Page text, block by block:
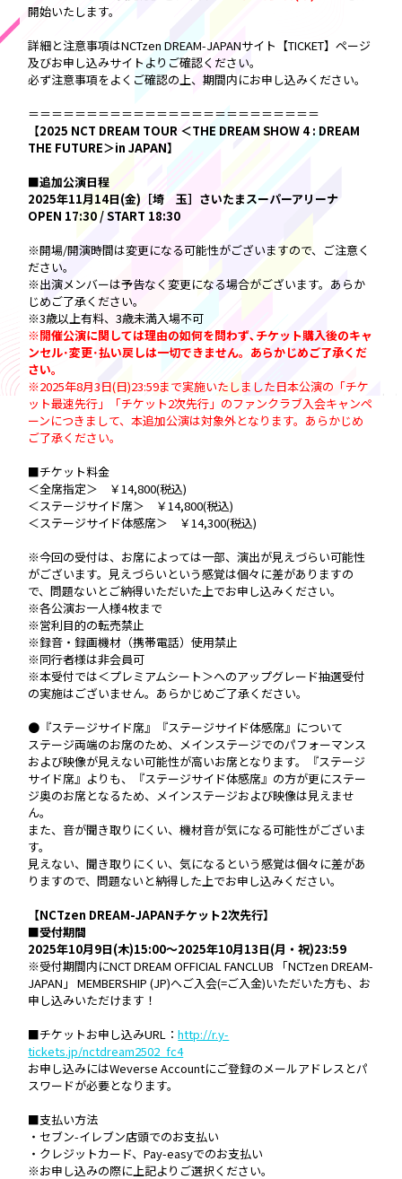
開始いたします。
詳細と注意事項はNCTzen DREAM-JAPANサイト【TICKET】ページ
及びお申し込みサイトよりご確認ください。
必ず注意事項をよくご確認の上、期間内にお申し込みください。
＝＝＝＝＝＝＝＝＝＝＝＝＝＝＝＝＝＝＝＝＝＝＝＝＝
【2025 NCT DREAM TOUR ＜THE DREAM SHOW 4 : DREAM
THE FUTURE＞in JAPAN】
■追加公演日程
2025年11月14日(金)［埼 玉］さいたまスーパーアリーナ
OPEN 17:30 / START 18:30
※開場/開演時間は変更になる可能性がございますので、ご注意く
ださい。
※出演メンバーは予告なく変更になる場合がございます。あらか
じめご了承ください。
※3歳以上有料、3歳未満入場不可
※開催公演に関しては理由の如何を問わず､チケット購入後のキャ
ンセル･変更･払い戻しは一切できません。あらかじめご了承くだ
さい。
※2025年8月3日(日)23:59まで実施いたしました日本公演の「チケ
ット最速先行」「チケット2次先行」のファンクラブ入会キャンペ
ーンにつきまして、本追加公演は対象外となります。あらかじめ
ご了承ください。
■チケット料金
＜全席指定＞ ￥14,800(税込)
＜ステージサイド席＞ ￥14,800(税込)
＜ステージサイド体感席＞ ￥14,300(税込)
※今回の受付は、お席によっては一部、演出が見えづらい可能性
がございます。見えづらいという感覚は個々に差がありますの
で、問題ないとご納得いただいた上でお申し込みください。
※各公演お一人様4枚まで
※営利目的の転売禁止
※録音・録画機材（携帯電話）使用禁止
※同行者様は非会員可
※本受付では＜プレミアムシート＞へのアップグレード抽選受付
の実施はございません。あらかじめご了承ください。
●『ステージサイド席』『ステージサイド体感席』について
ステージ両端のお席のため、メインステージでのパフォーマンス
および映像が見えない可能性が高いお席となります。『ステージ
サイド席』よりも、『ステージサイド体感席』の方が更にステー
ジ奥のお席となるため、メインステージおよび映像は見えませ
ん。
また、音が聞き取りにくい、機材音が気になる可能性がございま
す。
見えない、聞き取りにくい、気になるという感覚は個々に差があ
りますので、問題ないと納得した上でお申し込みください。
【NCTzen DREAM-JAPANチケット2次先行】
■受付期間
2025年10月9日(木)15:00～2025年10月13日(月・祝)23:59
※受付期間内にNCT DREAM OFFICIAL FANCLUB 「NCTzen DREAM-
JAPAN」 MEMBERSHIP (JP)へご入会(=ご入金)いただいた方も、お
申し込みいただけます！
■チケットお申し込みURL：http://r.y-
tickets.jp/nctdream2502_fc4
お申し込みにはWeverse Accountにご登録のメールアドレスとパ
スワードが必要となります。
■支払い方法
・セブン-イレブン店頭でのお支払い
・クレジットカード、Pay-easyでのお支払い
※お申し込みの際に上記よりご選択ください。